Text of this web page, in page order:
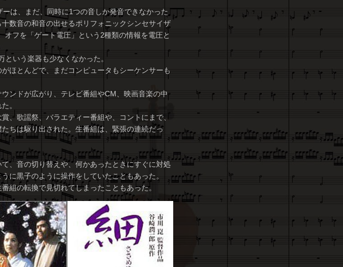
は、まだ、同時に1つの音しか発音できなかった
数音の和音の出せるポリフォニックシンセサイザ
フを「ゲート電圧」という2種類の情報を電圧と
という楽器も少なくなかった。
ほとんどで、まだコンピュータもシーケンサーも
ンドが広がり、テレビ番組やCM、映画音楽の中
。
、歌謡祭、バラエティー番組や、コントにまで、
ちは駆り出された。生番組は、緊張の連続だっ
、音の切り替えや、何かあったときにすぐに対処
に黒子のように操作をしていたこともあった。
組の転換で見切れてしまったこともあった。